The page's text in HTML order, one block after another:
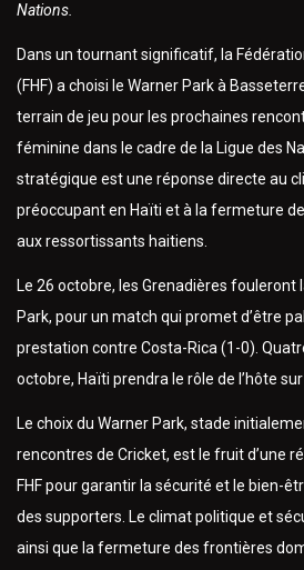
Nations.
Dans un tournant significatif, la
(FHF) a choisi le Warner Park à
terrain de jeu pour les prochaines
féminine dans le cadre de la Ligue des
stratégique est une réponse directe au
préoccupant en Haïti et à la fermeture
aux ressortissants haitiens.
Le 26 octobre, les Grenadières fouleront
Park, pour un match qui promet d’être
prestation contre Costa-Rica (1-0).
octobre, Haïti prendra le rôle de l’hôte
Le choix du Warner Park, stade
rencontres de Cricket, est le fruit d’une
FHF pour garantir la sécurité et le bien-
des supporters. Le climat politique et
ainsi que la fermeture des frontières